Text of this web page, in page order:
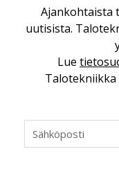
KOLUMNI
Vesi- ja
jämähtänyt
MIELIPIDE
KATSO
Ajankohtaista
uutisista.
Lue
Talotekniikka